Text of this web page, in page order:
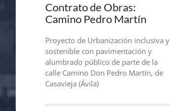
Contrato de Obras:
Camino Pedro Martín
Proyecto de Urbanización inclusiva y
sostenible con pavimentación y
alumbrado público de parte de la
calle Camino Don Pedro Martín, de
Casavieja (Ávila)